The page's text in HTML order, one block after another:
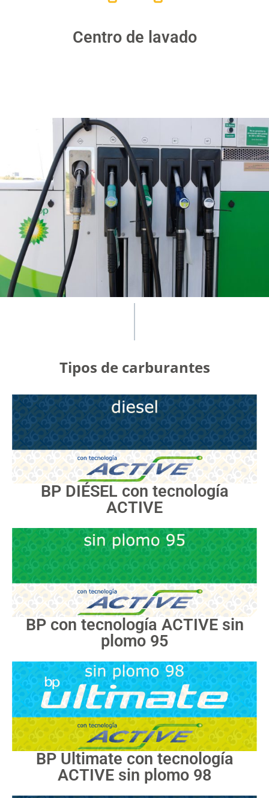
Centro de lavado
Tipos de carburantes
BP DIÉSEL con tecnología
ACTIVE
BP con tecnología ACTIVE sin
plomo 95
BP Ultimate con tecnología
ACTIVE sin plomo 98